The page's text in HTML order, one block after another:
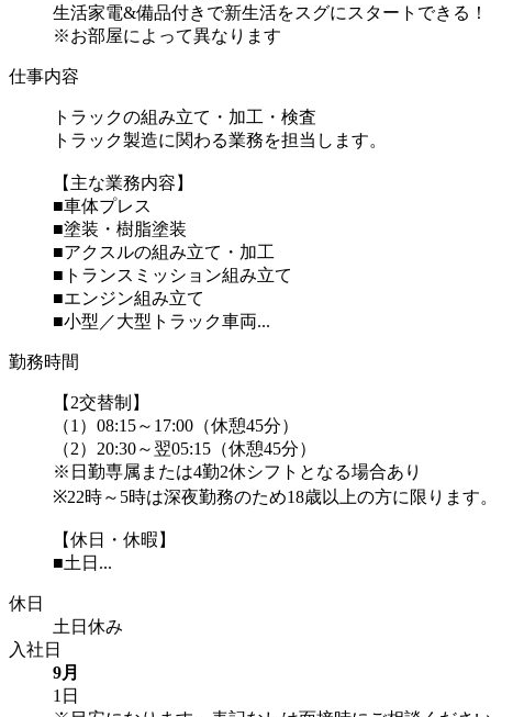
生活家電&備品付きで新生活をスグにスタートできる！
※お部屋によって異なります
仕事内容
トラックの組み立て・加工・検査
トラック製造に関わる業務を担当します。
【主な業務内容】
■車体プレス
■塗装・樹脂塗装
■アクスルの組み立て・加工
■トランスミッション組み立て
■エンジン組み立て
■小型／大型トラック車両...
勤務時間
【2交替制】
（1）08:15～17:00（休憩45分）
（2）20:30～翌05:15（休憩45分）
※日勤専属または4勤2休シフトとなる場合あり
※22時～5時は深夜勤務のため18歳以上の方に限ります。
【休日・休暇】
■土日...
休日
土日休み
入社日
9月
1日